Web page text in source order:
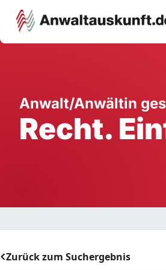
Ausbildung
Anwalt/Anwältin
Recht.
Zurück zum Suchergebnis